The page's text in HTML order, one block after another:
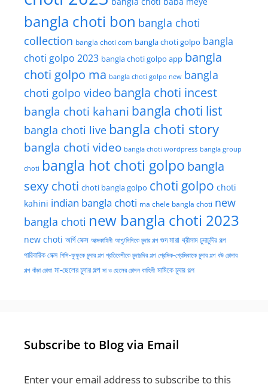
bangla choti bon bangla choti
collection bangla choti com bangla choti golpo bangla
choti golpo 2023 bangla choti golpo app bangla
choti golpo ma bangla choti golpo new bangla
choti golpo video bangla choti incest
bangla choti kahani bangla choti list
bangla choti live bangla choti story
bangla choti video bangla choti wordpress bangla group
choti bangla hot choti golpo bangla
sexy choti choti bangla golpo choti golpo choti
kahini indian bangla choti ma chele bangla choti new
bangla choti new bangla choti 2023
new choti অর্গি সেক্স আত্মকাহিনী আপু/দিদিকে চুদার গল্প গুদ মারা থ্রীসাম চুদাচুদির গল্প
পারিবারিক সেক্স পিসি-ফুফুকে চুদার গল্প প্রতিবেশীকে চুদাচদির গল্প প্রেমিক-প্রেমিকাকে চুদার গল্প বউ চোদার
গল্প বাঁড়া চোষা মা-ছেলের চুদার গল্প মা ও ছেলের চোদন কাহিনী মামিকে চুদার গল্প
Subscribe to Blog via Email
Enter your email address to subscribe to this